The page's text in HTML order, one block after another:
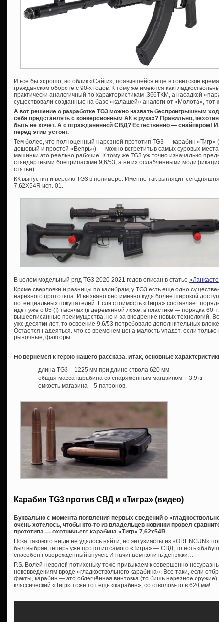
И все бы хорошо, но облик «Сайги», появившейся еще в советское
гражданском обороте с 90-х годов. К тому же имеются как
практически аналогичный по характеристикам .366ТКМ, а насадкой
существовали созданные на базе «калашей» аналоги от «Молота»,
А вот решение о разработке TG3 можно назвать беспроигрышным
себя представлять с конверсионным АК в руках? Правильно,
быть не хочет. А с огражданенной СВД? Естественно — снайпером! И,
перед этим устоит.
Тем более, что полноценный нарезной прототип TG3 — карабин «Тигр»
дешевый и простой «Вепрь») — можно встретить в самых суровых
машинки это реально рабочие. К тому же TG3 уж точно изначально
стандартными боеприпасами 9,6/53, а не их ослабленными
статьи).
КК выпустил и версию TG3 в полимере. Именно так выглядит
7,62Х54R исп. 01.
В целом модельный ряд TG3 2020-2021 годов описан в статье
Кроме сверловки и разницы по калибрам, у TG3 есть еще одно
нарезного прототипа. И вызвано оно именно куда более широкой
потенциальных покупателей. Если стоимость «Тигра» составляет
идет уже о 85 (!) тысячах (в деревянной ложе, в пластике — порядка 60
вышеописанные преимущества, но и за внедрение новых технологий.
уже десятки лет, то освоение 9,6/53 потребовало дополнительных
Остается надеяться, что со временем цена малость упадет, если
рыночные, факторы.
Но вернемся к герою нашего рассказа. Итак, основные
длина TG3 – 1225 мм при длине ствола 620 мм
общая масса карабина со снаряженным магазином – 3,9 кг
емкость магазина – 5 патронов.
Карабин TG3 против СВД и «Тигра» (видео)
Буквально с момента появления первых сведений о
очень хотелось, чтобы кто-то из владельцев новинки провел
прототипа — охотничьего карабина «Тигр» 7,62х54R.
Пока такового нигде не удалось найти, но энтузиасты из «ORENGUN»
был выбран теперь уже прототип самого «Тигра» — СВД, то есть
способен новорожденный внучек. И начинаем копить денежки…
P.S. Волей-неволей потихоньку тоже привыкаем к совершенно
нововведениям вроде «гладкоствольного карабина». Все-таки, если
факты, карабин — это облегчённая винтовка (то бишь нарезное оружие)
классический «Тигр» тоже тот еще «карабин», со стволом-то в 620 мм!